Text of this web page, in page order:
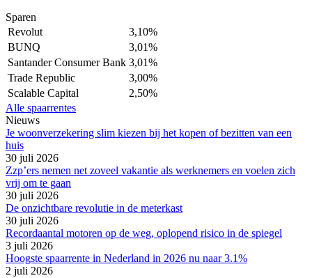
Sparen
Revolut
3,10%
BUNQ
3,01%
Santander Consumer Bank 3,01%
Trade Republic
3,00%
Scalable Capital
2,50%
Alle spaarrentes
Nieuws
Je woonverzekering slim kiezen bij het kopen of bezitten van een
huis
30 juli 2026
Zzp’ers nemen net zoveel vakantie als werknemers en voelen zich
vrij om te gaan
30 juli 2026
De onzichtbare revolutie in de meterkast
30 juli 2026
Recordaantal motoren op de weg, oplopend risico in de spiegel
3 juli 2026
Hoogste spaarrente in Nederland in 2026 nu naar 3.1%
2 juli 2026